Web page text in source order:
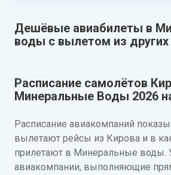
Дешёвые авиабилеты в
воды с вылетом из других
Расписание самолётов
Минеральные Воды 2026
Расписание авиакомпаний
вылетают рейсы из Кирова и в
прилетают в Минеральные воды.
авиакомпании, выполняющие